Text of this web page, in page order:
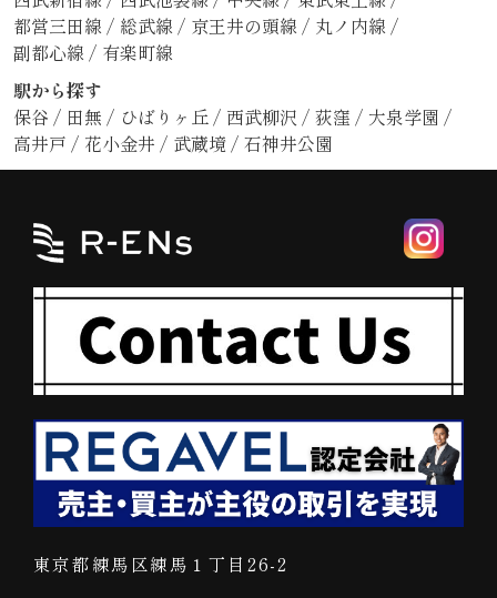
都営三田線 / 総武線 / 京王井の頭線 / 丸ノ内線 /
副都心線 / 有楽町線
駅から探す
保谷 / 田無 / ひばりヶ丘 / 西武柳沢 / 荻窪 / 大泉学園 /
高井戸 / 花小金井 / 武蔵境 / 石神井公園
東京都練馬区練馬１丁目26-2